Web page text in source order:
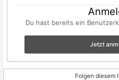
Du hast bereits ein
Jetzt
Folgen diesem